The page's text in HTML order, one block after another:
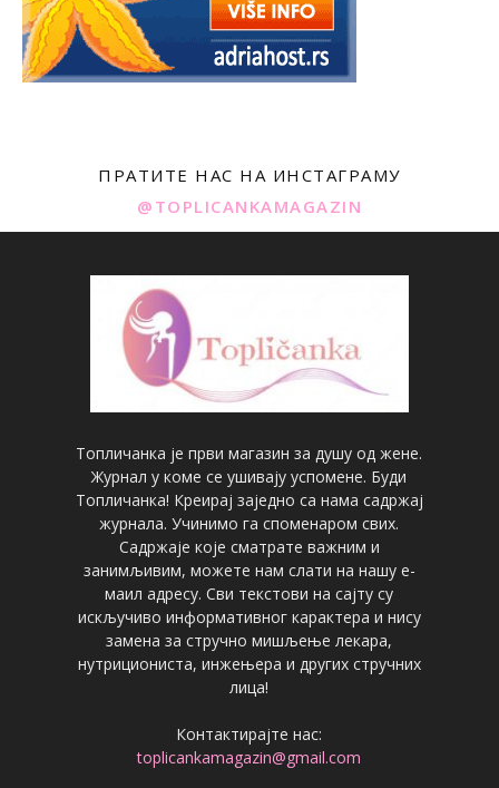
ПРАТИТЕ НАС НА ИНСТАГРАМУ
@TOPLICANKAMAGAZIN
Топличанка је први магазин за душу од жене.
Журнал у коме се ушивају успомене. Буди
Топличанка! Креирај заједно са нама садржај
журнала. Учинимо га споменаром свих.
Садржаје које сматрате важним и
занимљивим, можете нам слати на нашу е-
маил адресу. Сви текстови на сајту су
искључиво информативног карактера и нису
замена за стручно мишљење лекара,
нутрициониста, инжењера и других стручних
лица!
Контактирајте нас:
toplicankamagazin@gmail.com